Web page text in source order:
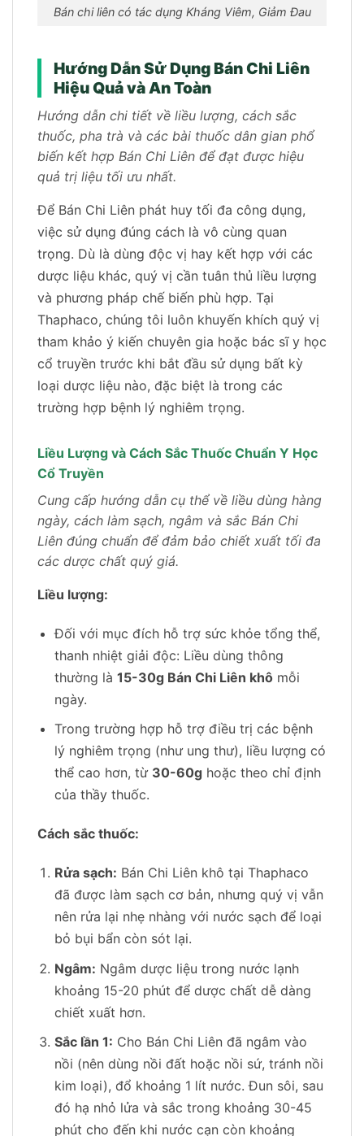
Bán chi liên có tác dụng Kháng Viêm, Giảm Đau
Hướng Dẫn Sử Dụng Bán Chi Liên
Hiệu Quả và An Toàn
Hướng dẫn chi tiết về liều lượng, cách sắc
thuốc, pha trà và các bài thuốc dân gian phổ
biến kết hợp Bán Chi Liên để đạt được hiệu
quả trị liệu tối ưu nhất.
Để Bán Chi Liên phát huy tối đa công dụng,
việc sử dụng đúng cách là vô cùng quan
trọng. Dù là dùng độc vị hay kết hợp với các
dược liệu khác, quý vị cần tuân thủ liều lượng
và phương pháp chế biến phù hợp. Tại
Thaphaco, chúng tôi luôn khuyến khích quý vị
tham khảo ý kiến chuyên gia hoặc bác sĩ y học
cổ truyền trước khi bắt đầu sử dụng bất kỳ
loại dược liệu nào, đặc biệt là trong các
trường hợp bệnh lý nghiêm trọng.
Liều Lượng và Cách Sắc Thuốc Chuẩn Y Học
Cổ Truyền
Cung cấp hướng dẫn cụ thể về liều dùng hàng
ngày, cách làm sạch, ngâm và sắc Bán Chi
Liên đúng chuẩn để đảm bảo chiết xuất tối đa
các dược chất quý giá.
Liều lượng:
Đối với mục đích hỗ trợ sức khỏe tổng thể,
thanh nhiệt giải độc: Liều dùng thông
thường là 15-30g Bán Chi Liên khômỗi
ngày.
Trong trường hợp hỗ trợ điều trị các bệnh
lý nghiêm trọng (như ung thư), liều lượng có
thể cao hơn, từ 30-60ghoặc theo chỉ định
của thầy thuốc.
Cách sắc thuốc:
Rửa sạch: Bán Chi Liên khô tại Thaphaco
đã được làm sạch cơ bản, nhưng quý vị vẫn
nên rửa lại nhẹ nhàng với nước sạch để loại
bỏ bụi bẩn còn sót lại.
Ngâm: Ngâm dược liệu trong nước lạnh
khoảng 15-20 phút để dược chất dễ dàng
chiết xuất hơn.
Sắc lần 1: Cho Bán Chi Liên đã ngâm vào
nồi (nên dùng nồi đất hoặc nồi sứ, tránh nồi
kim loại), đổ khoảng 1 lít nước. Đun sôi, sau
đó hạ nhỏ lửa và sắc trong khoảng 30-45
phút cho đến khi nước cạn còn khoảng